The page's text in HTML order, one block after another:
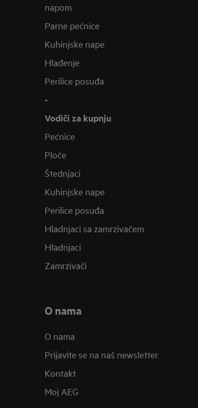
napom
Parne pećnice
Kuhinjske nape
Hlađenje
Perilice posuđa
-
Vodiči za kupnju
Pećnice
Ploče
Štednjaci
Kuhinjske nape
Perilice posuđa
Hladnjaci sa zamrzivačem
Hladnjaci
Zamrzivači
O nama
O nama
Prijavite se na naš newsletter
Kontakt
Moj AEG